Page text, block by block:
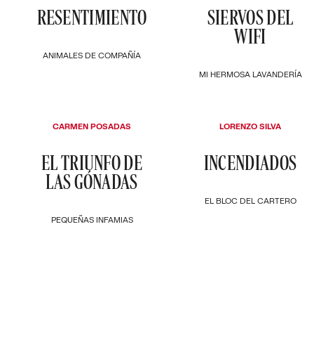
ANIMALES DE COMPAÑÍA
RESENTIMIENTO
MI HERMOSA LAVANDERÍA
SIERVOS DEL
WIFI
PEQUEÑAS INFAMIAS
EL TRIUNFO DE
LAS GÓNADAS
CARMEN POSADAS
EL BLOC DEL CARTERO
INCENDIADOS
LORENZO SILVA